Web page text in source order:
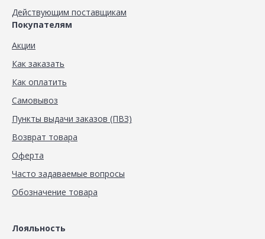
Действующим поставщикам
Покупателям
Акции
Как заказать
Как оплатить
Самовывоз
Пункты выдачи заказов (ПВЗ)
Возврат товара
Оферта
Часто задаваемые вопросы
Обозначение товара
Лояльность